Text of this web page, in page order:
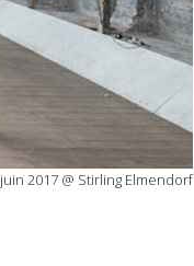
juin 2017 @ Stirling Elmendorf